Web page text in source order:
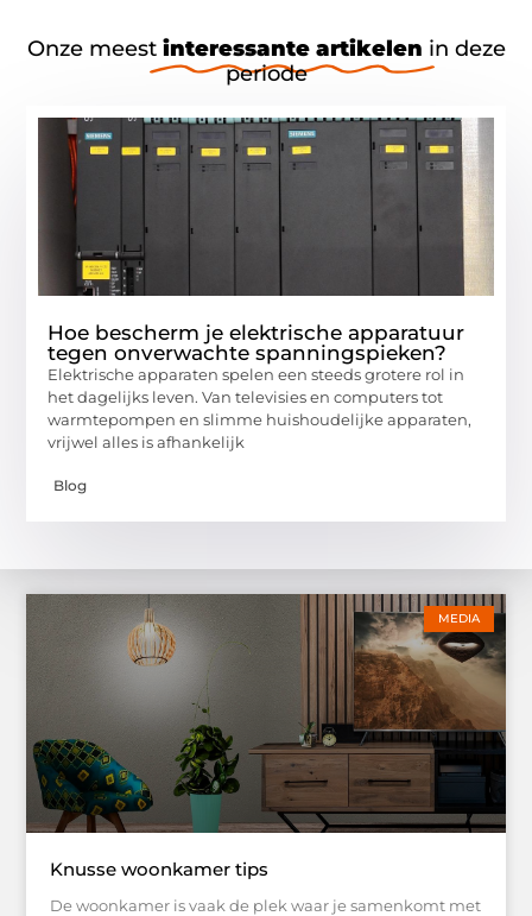
Onze meest interessante artikelen in deze
periode
Hoe bescherm je elektrische apparatuur
tegen onverwachte spanningspieken?
Elektrische apparaten spelen een steeds grotere rol in
het dagelijks leven. Van televisies en computers tot
warmtepompen en slimme huishoudelijke apparaten,
vrijwel alles is afhankelijk
Blog
MEDIA
Knusse woonkamer tips
De woonkamer is vaak de plek waar je samenkomt met